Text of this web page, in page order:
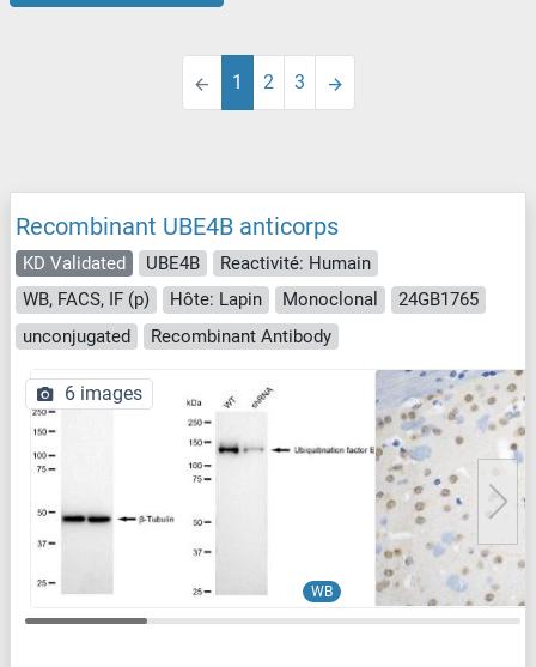
1 2 3
Recombinant UBE4B anticorps
KD Validated UBE4B
Reactivité: Humain
WB, FACS, IF (p)
Hôte: Lapin Monoclonal
24GB1765
unconjugated
Recombinant Antibody
WB
6 images